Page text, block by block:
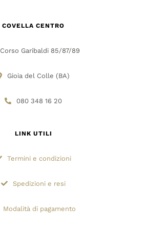
COVELLA CENTRO
Corso Garibaldi 85/87/89
Gioia del Colle (BA)
080 348 16 20
LINK UTILI
Termini e condizioni
Spedizioni e resi
Modalità di pagamento